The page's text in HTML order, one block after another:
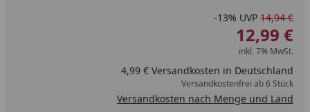
-13% UVP 14,94 €
12,99 €
inkl. 7% MwSt.
4,99 € Versandkosten in Deutschland
Versandkostenfrei ab 6 Stück
Versandkosten nach Menge und Land